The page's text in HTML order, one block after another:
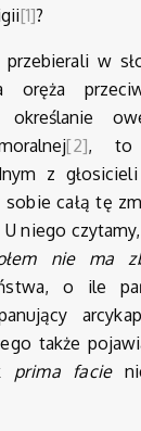
[1]?
w
oręża
[2], to
z
całą tę
U niego
nie ma
o ile
także
prima facie